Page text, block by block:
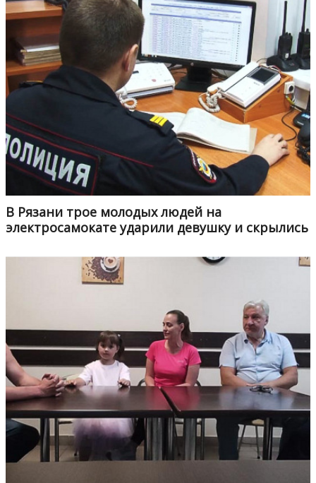
В Рязани трое молодых людей на
электросамокате ударили девушку и скрылись